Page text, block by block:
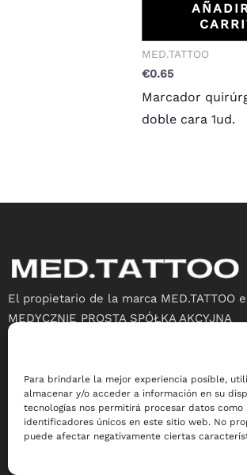
Para brindarle la mejor experiencia posible,
almacenar y/o acceder a información en su
tecnologías nos permitirá procesar datos
identificadores únicos en este sitio web. No
puede afectar negativamente ciertas
MED.TATTOO
€0.65
Marcador
doble cara 1ud.
El propietario de la marca MED.TATTOO
MEDYCZNIE PROSTA SPÓŁKA AKCYJNA
NIP 7382169870
EMAIL: kontakt@med.tattoo